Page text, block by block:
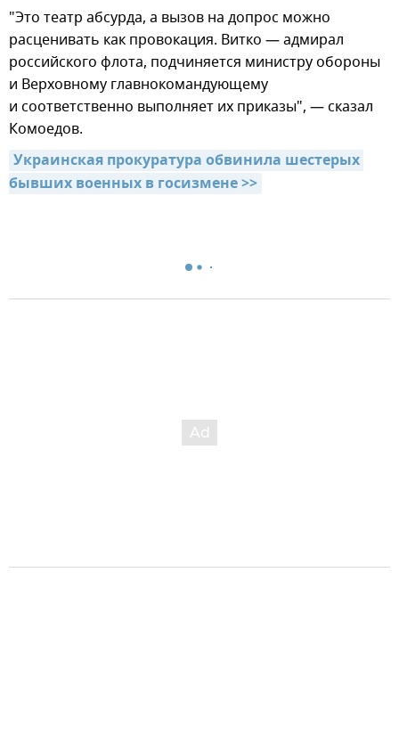
"Это театр абсурда, а вызов на допрос можно
расценивать как провокация. Витко — адмирал
российского флота, подчиняется министру обороны
и Верховному главнокомандующему
и соответственно выполняет их приказы", — сказал
Комоедов.
Украинская прокуратура обвинила шестерых
бывших военных в госизмене >>